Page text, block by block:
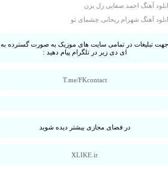
آهنگ احمد صفایی زل بزن
آهنگ شهرام ریحانی چشمای تو
جهت تبلیغات در تمامی سایت های موزیک به صورت گسترده به
ای دی زیر در تلگرام پیام دهید :
T.me/FKcontact
در فضای مجازی بیشتر دیده شوید
XLIKE.ir